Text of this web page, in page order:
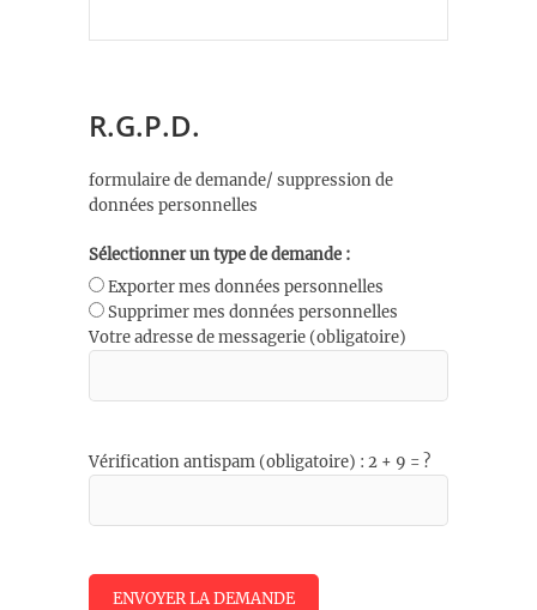
R.G.P.D.
formulaire de demande/ suppression de
données personnelles
Sélectionner un type de demande :
Exporter mes données personnelles
Supprimer mes données personnelles
Votre adresse de messagerie (obligatoire)
Vérification antispam (obligatoire) : 2 + 9 = ?